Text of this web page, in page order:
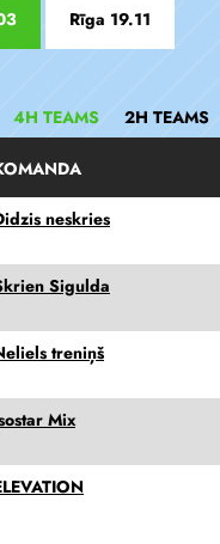
Rīga 19.11
4H TEAMS 2H TEAMS
neskries
Sigulda
treniņš
Mix